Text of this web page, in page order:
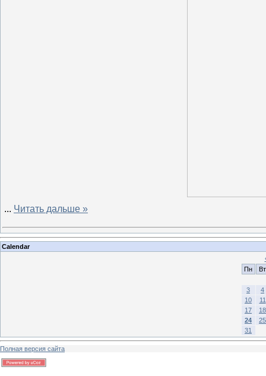
... Читать дальше »
Calendar
Пн
Вт
3
4
10
11
17
18
24
25
31
Полная версия сайта